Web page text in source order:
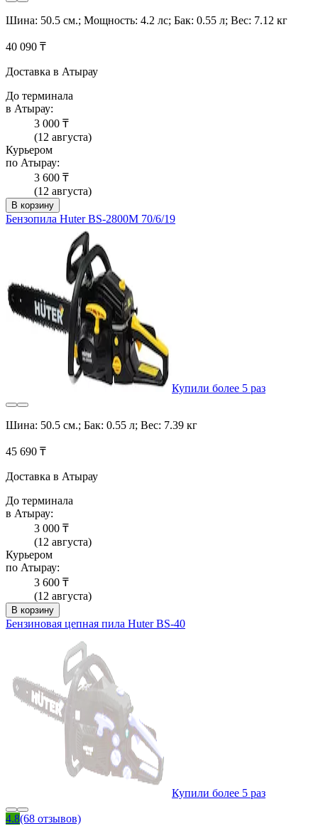
Шина: 50.5 см.; Мощность: 4.2 лс; Бак: 0.55 л; Вес: 7.12 кг
40 090 ₸
Доставка в Атырау
До терминала
в Атырау:
3 000 ₸
(12 августа)
Курьером
по Атырау:
3 600 ₸
(12 августа)
В корзину
Бензопила Huter BS-2800M 70/6/19
Купили более 5 раз
Шина: 50.5 см.; Бак: 0.55 л; Вес: 7.39 кг
45 690 ₸
Доставка в Атырау
До терминала
в Атырау:
3 000 ₸
(12 августа)
Курьером
по Атырау:
3 600 ₸
(12 августа)
В корзину
Бензиновая цепная пила Huter BS-40
Купили более 5 раз
4.8(68 отзывов)